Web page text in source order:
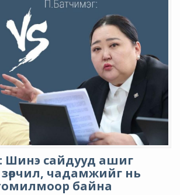
Шинэ сайдууд ашиг
чадамжийг нь
томилмоор байна